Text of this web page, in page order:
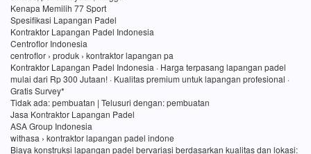
Kenapa Memilih 77 Sport
Spesifikasi Lapangan Padel
Kontraktor Lapangan Padel Indonesia
Centroflor Indonesia
centroflor › produk › kontraktor lapangan pa
Kontraktor Lapangan Padel Indonesia · Harga terpasang lapangan padel
mulai dari Rp 300 Jutaan! · Kualitas premium untuk lapangan profesional ·
Gratis Survey*
Tidak ada: pembuatan ‎| Telusuri dengan: pembuatan
Jasa Kontraktor Lapangan Padel
ASA Group Indonesia
withasa › kontraktor lapangan padel indone
Biaya konstruksi lapangan padel bervariasi berdasarkan kualitas dan lokasi: